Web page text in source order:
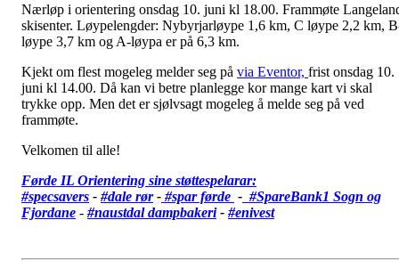
Nærløp i orientering onsdag 10. juni kl 18.00. Frammøte
skisenter. Løypelengder: Nybyrjarløype 1,6 km, C løype 2,2 km,
løype 3,7 km og A-løypa er på 6,3 km.
Kjekt om flest mogeleg melder seg på via Eventor, frist onsdag 10.
juni kl 14.00. Då kan vi betre planlegge kor mange kart vi skal
trykke opp. Men det er sjølvsagt mogeleg å melde seg på ved
frammøte.
Velkomen til alle!
Førde IL Orientering sine støttespelarar:
#specsavers - #dale rør- #spar førde - #SpareBank1 Sogn og
Fjordane - #naustdal dampbakeri - #enivest